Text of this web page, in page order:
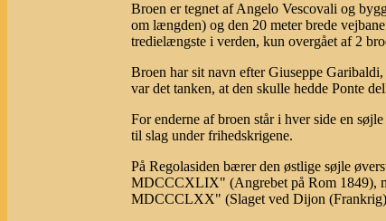
Broen er tegnet af Angelo Vescovali og
om længden) og den 20 meter brede
tredielængste i verden, kun overgået af 2
Broen har sit navn efter Giuseppe
var det tanken, at den skulle hedde Ponte
For enderne af broen står i hver side en
til slag under frihedskrigene.
På Regolasiden bærer den østlige søjle
MDCCCXLIX" (Angrebet på Rom 1849),
MDCCCLXX" (Slaget ved Dijon